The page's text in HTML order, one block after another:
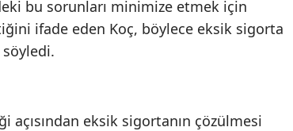
Zonguldak
bu sorunları minimize etmek için
ifade eden Koç, böylece eksik sigorta
söyledi.
eksik sigortanın çözülmesi